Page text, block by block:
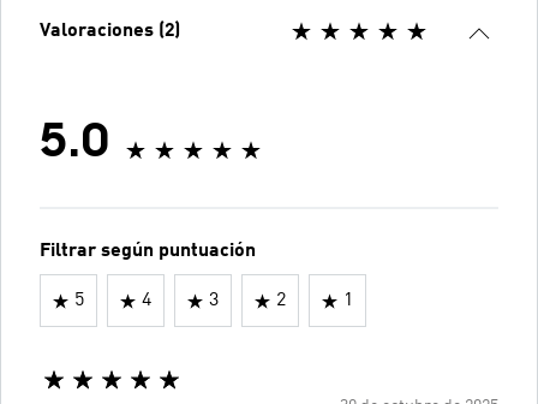
Valoraciones (2)
5.0
Filtrar según puntuación
5 4 3 2 1